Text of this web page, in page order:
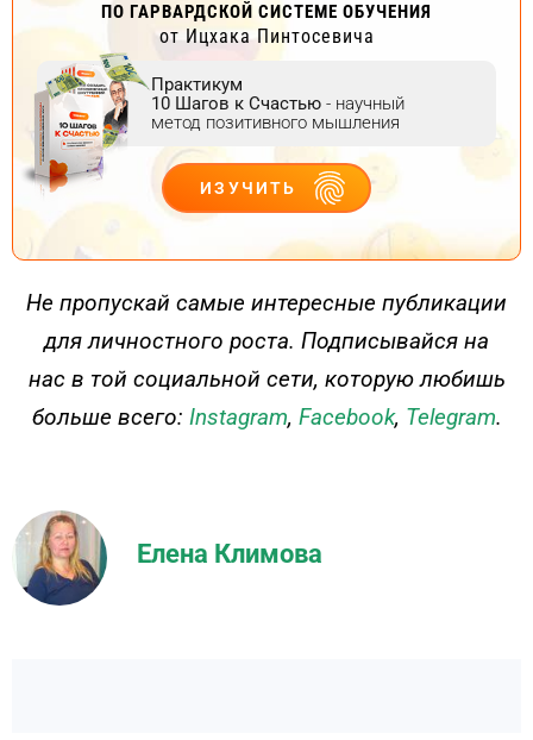
ПО ГАРВАРДСКОЙ СИСТЕМЕ ОБУЧЕНИЯ
от Ицхака Пинтосевича
Практикум
10 Шагов к Счастью - научный
метод позитивного мышления
ИЗУЧИТЬ
ДЕЙСТВУЙ
Не пропускай самые интересные публикации
для личностного роста. Подписывайся на
нас в той социальной сети, которую любишь
больше всего: Instagram, Facebook, Telegram.
Елена Климова